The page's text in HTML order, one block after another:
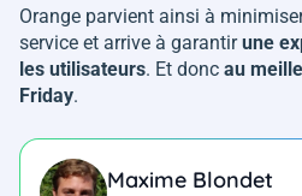
Orange parvient ainsi à
service et arrive à garantirune
les utilisateurs. Et donc au
Friday.
Maxime Blondet